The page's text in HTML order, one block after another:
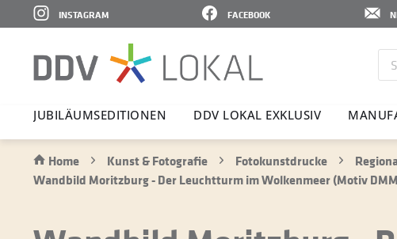
FACEBOOK
INSTAGRAM
JUBI­LÄ­UMS­E­DI­TIONEN DDV LOKAL EXKLUSIV
Home Kunst & Fotografie Fotokunstdrucke
Wandbild Moritzburg - Der Leuchtturm im Wolkenmeer (Motiv